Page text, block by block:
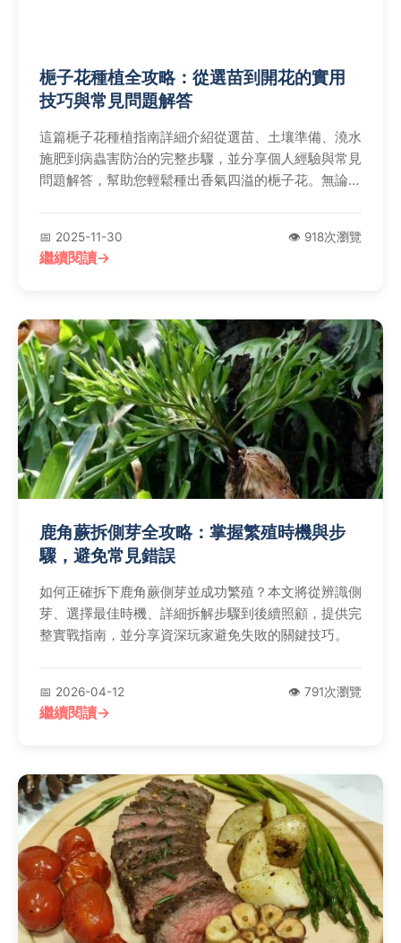
梔子花種植全攻略：從選苗到開花的實用
技巧與常見問題解答
這篇梔子花種植指南詳細介紹從選苗、土壤準備、澆水
施肥到病蟲害防治的完整步驟，並分享個人經驗與常見
問題解答，幫助您輕鬆種出香氣四溢的梔子花。無論是
📅 2025-11-30 👁️ 918次瀏覽
繼續閱讀
鹿角蕨拆側芽全攻略：掌握繁殖時機與步
驟，避免常見錯誤
如何正確拆下鹿角蕨側芽並成功繁殖？本文將從辨識側
芽、選擇最佳時機、詳細拆解步驟到後續照顧，提供完
整實戰指南，並分享資深玩家避免失敗的關鍵技巧。
📅 2026-04-12 👁️ 791次瀏覽
繼續閱讀